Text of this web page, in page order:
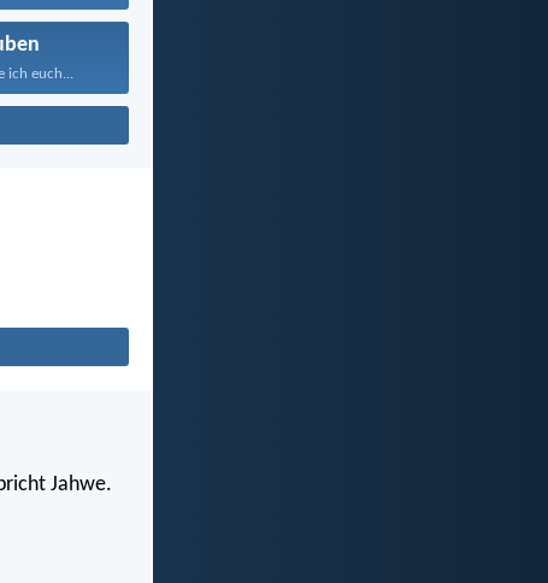
ich euch...
Jahwe.